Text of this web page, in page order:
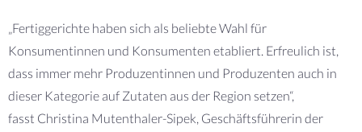
„Fertiggerichte haben sich als beliebte Wahl für
Konsumentinnen und Konsumenten etabliert. Erfreulich ist,
dass immer mehr Produzentinnen und Produzenten auch in
dieser Kategorie auf Zutaten aus der Region setzen“,
fasst Christina Mutenthaler-Sipek, Geschäftsführerin der